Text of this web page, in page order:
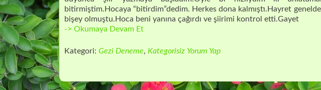
bitirmiştim.Hocaya “bitirdim”dedim. Herkes dona kalmıştı.Hayret
bişey olmuştu.Hoca beni yanına çağırdı ve şiirimi kontrol etti.Gayet
-> Okumaya Devam EtTEMBELLİKTEN
Kategori: Gezi Deneme, Kategorisiz Yorum Yap